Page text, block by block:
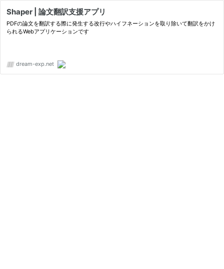
Shaper | 論文翻訳支援アプリ
PDFの論文を翻訳する際に発生する改行やハイフネーションを取り除いて翻訳をかけ
られるWebアプリケーションです
dream-exp.net